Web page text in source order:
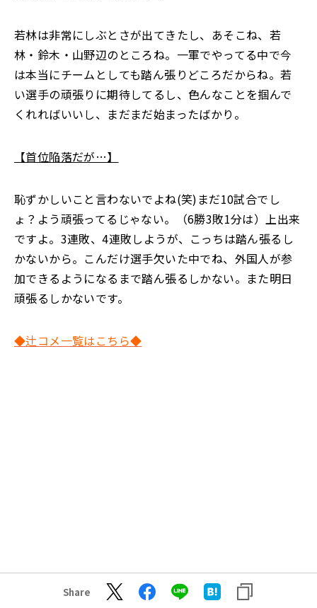
若林は非常にしぶとさが出てきたし、あそこね、若
林・鈴木・山野辺のところね。一軍でやってる中で今
は本当にチームとしても踏ん張りどころだからね。若
い選手の頑張りに期待してるし、色んなことを掴んで
くれればいいし、まだまだ始まったばかり。
【首位陥落だが…】
恥ずかしいこと言わないでよね(笑)まだ10試合でし
ょ？よう頑張ってるじゃない。（6勝3敗1分は）上出来
ですよ。3連敗、4連敗しようが、こっちは踏ん張るし
かないから。こんだけ選手欠いた中でね、外国人が参
加できるようになるまで踏ん張るしかない。また明日
頑張るしかないです。
◆辻コメ一覧はこちら◆
Share